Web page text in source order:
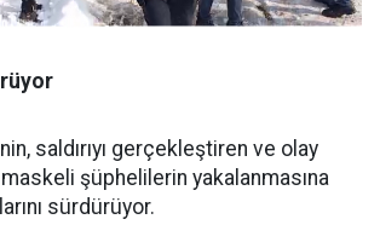
saldırıyı gerçekleştiren ve olay
şüphelilerin yakalanmasına
sürdürüyor.